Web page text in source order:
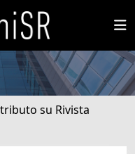
su Rivista